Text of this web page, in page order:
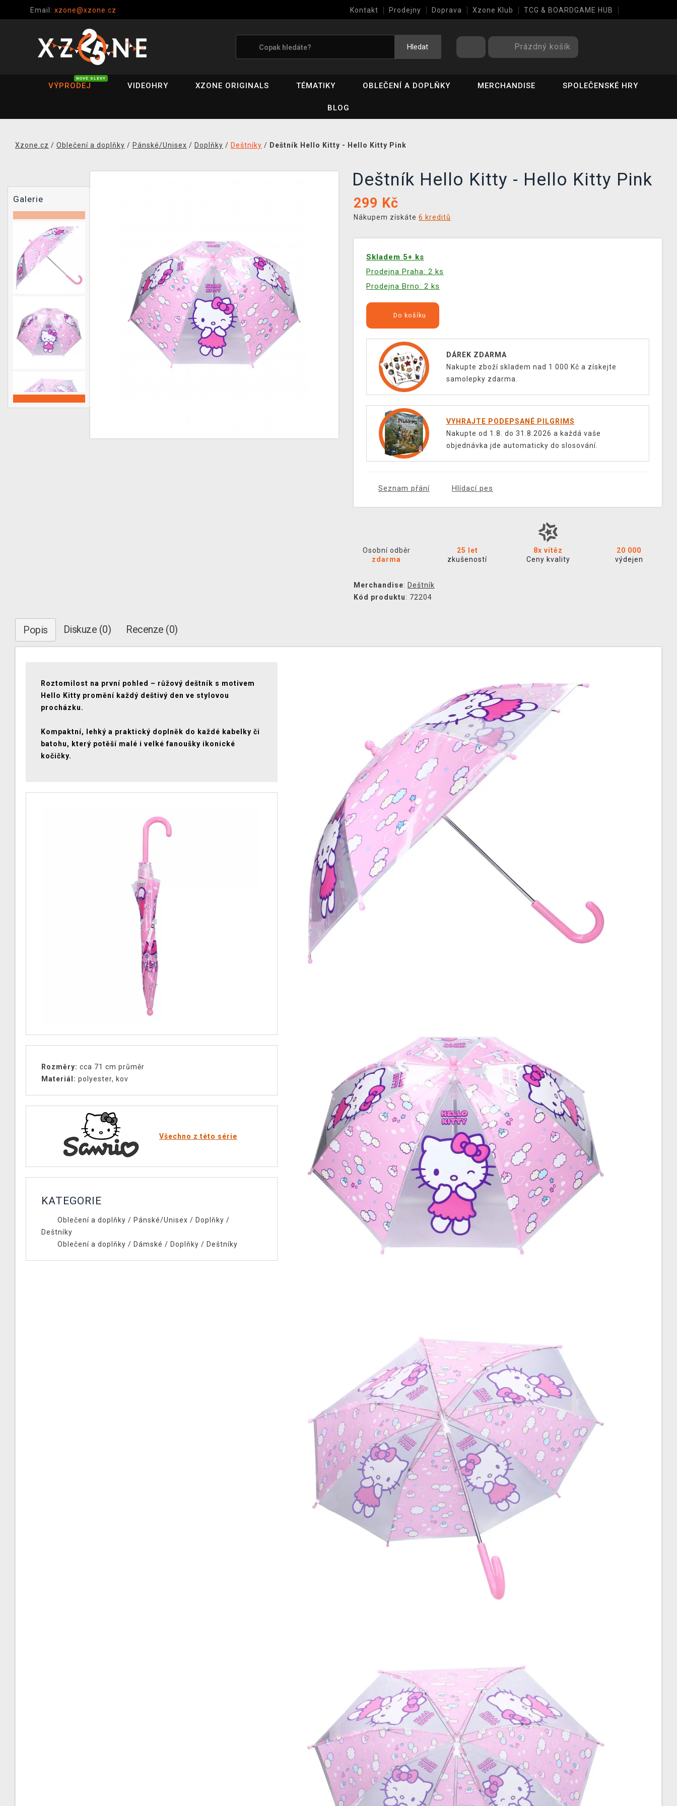
Email: xzone@xzone.cz Kontakt Prodejny Doprava Xzone Klub TCG & BOARDGAME HUB
Hledat Prázdný košík
VÝPRODEJ
NOVÉ SLEVY
VIDEOHRY XZONE ORIGINALS TÉMATIKY OBLEČENÍ A DOPLŇKY MERCHANDISE SPOLEČENSKÉ HRY
BLOG
Xzone.cz / Oblečení a doplňky / Pánské/Unisex / Doplňky / Deštníky / Deštník Hello Kitty - Hello Kitty Pink
Galerie
Deštník Hello Kitty - Hello Kitty Pink
299 Kč
Nákupem získáte 6 kreditů
Skladem 5+ ks
Prodejna Praha: 2 ks
Prodejna Brno: 2 ks
Do košíku
DÁREK ZDARMA
Nakupte zboží skladem nad 1 000 Kč a získejte
samolepky zdarma.
VYHRAJTE PODEPSANÉ PILGRIMS
Nakupte od 1.8. do 31.8.2026 a každá vaše
objednávka jde automaticky do slosování.
Seznam přání Hlídací pes
Osobní odběr
zdarma
25 let
zkušeností
8x vítěz
Ceny kvality
20 000
výdejen
Merchandise: Deštník
Kód produktu: 72204
Popis Diskuze (0) Recenze (0)
Roztomilost na první pohled – růžový deštník s motivem
Hello Kitty promění každý deštivý den ve stylovou
procházku.
Kompaktní, lehký a praktický doplněk do každé kabelky či
batohu, který potěší malé i velké fanoušky ikonické
kočičky.
Rozměry: cca 71 cm průměr
Materiál: polyester, kov
Všechno z této série
KATEGORIE
Oblečení a doplňky / Pánské/Unisex / Doplňky /
Deštníky
Oblečení a doplňky / Dámské / Doplňky / Deštníky